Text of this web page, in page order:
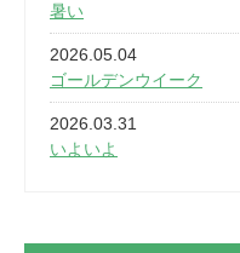
暑い
2026.05.04
ゴールデンウイーク
2026.03.31
いよいよ